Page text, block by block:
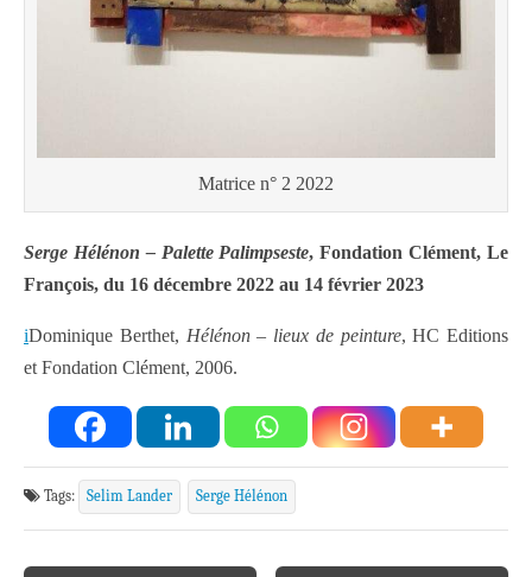
Matrice n° 2 2022
Serge Hélénon – Palette Palimpseste, Fondation Clément, Le
François, du 16 décembre 2022 au 14 février 2023
iDominique Berthet, Hélénon – lieux de peinture, HC Editions
et Fondation Clément, 2006.
Tags: Selim Lander Serge Hélénon